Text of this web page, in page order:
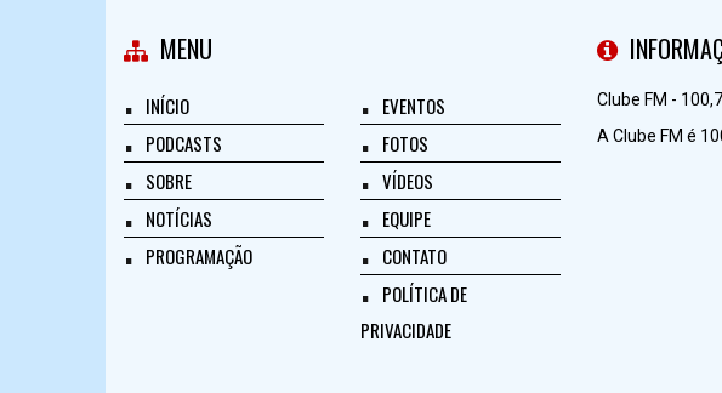
MENU
INÍCIO
PODCASTS
SOBRE
NOTÍCIAS
PROGRAMAÇÃO
EVENTOS
FOTOS
VÍDEOS
EQUIPE
CONTATO
POLÍTICA DE
PRIVACIDADE
Clube FM -
A Clube FM é